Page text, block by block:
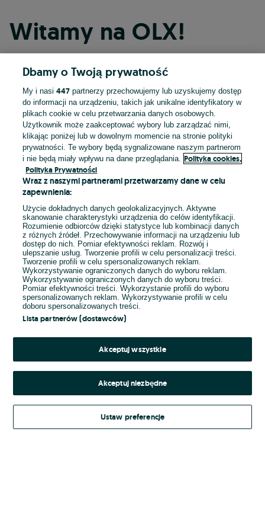
Witamy na OLX!
Kontynuuj przez Facebooka
Kontynuuj przez konto Apple
Kontynuuj przez konto Google
LUB
E-mail
Hasło
Kontynuując za pośrednictwem jednego z dostawców wskazanych powyżej,
Regulamin serwisu OLX.pl w jego aktualnym brzmieniu.
Dbamy o Twoją prywatność
My i nasi447 partnerzy przechowujemy lub uzyskujemy dostęp
do informacji na urządzeniu, takich jak unikalne identyfikatory w
plikach cookie w celu przetwarzania danych osobowych.
Użytkownik może zaakceptować wybory lub zarządzać nimi,
klikając poniżej lub w dowolnym momencie na stronie polityki
prywatności. Te wybory będą sygnalizowane naszym partnerom
i nie będą miały wpływu na dane przeglądania.
Polityka cookies,
Polityka Prywatności
Wraz z naszymi partnerami przetwarzamy dane w celu
zapewnienia:
Użycie dokładnych danych geolokalizacyjnych. Aktywne
skanowanie charakterystyki urządzenia do celów identyfikacji.
Rozumienie odbiorców dzięki statystyce lub kombinacji danych
z różnych źródeł. Przechowywanie informacji na urządzeniu lub
dostęp do nich. Pomiar efektywności reklam. Rozwój i
ulepszanie usług. Tworzenie profili w celu personalizacji treści.
Tworzenie profili w celu spersonalizowanych reklam.
Wykorzystywanie ograniczonych danych do wyboru reklam.
Wykorzystywanie ograniczonych danych do wyboru treści.
Pomiar efektywności treści. Wykorzystanie profili do wyboru
spersonalizowanych reklam. Wykorzystywanie profili w celu
doboru spersonalizowanych treści.
Lista partnerów (dostawców)
Akceptuj wszystkie
Akceptuj niezbędne
Ustaw preferencje